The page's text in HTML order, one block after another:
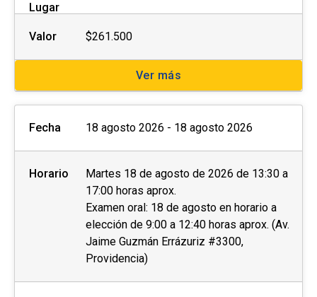
Lugar
Valor $261.500
Ver más
Fecha 18 agosto 2026 - 18 agosto 2026
Horario
Martes 18 de agosto de 2026 de 13:30 a
17:00 horas aprox.
Examen oral: 18 de agosto en horario a
elección de 9:00 a 12:40 horas aprox. (Av.
Jaime Guzmán Errázuriz #3300,
Providencia)